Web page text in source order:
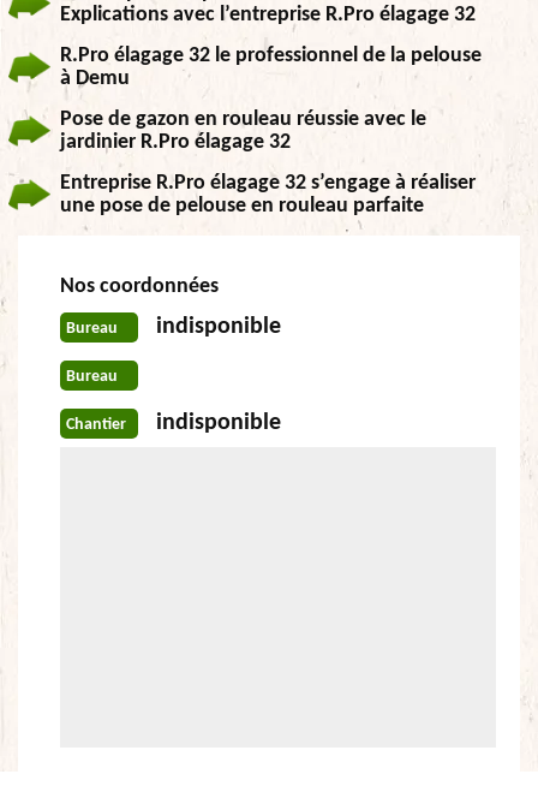
Explications avec l’entreprise R.Pro élagage 32
R.Pro élagage 32 le professionnel de la pelouse
à Demu
Pose de gazon en rouleau réussie avec le
jardinier R.Pro élagage 32
Entreprise R.Pro élagage 32 s’engage à réaliser
une pose de pelouse en rouleau parfaite
Nos coordonnées
Bureau indisponible
Bureau
Chantier indisponible